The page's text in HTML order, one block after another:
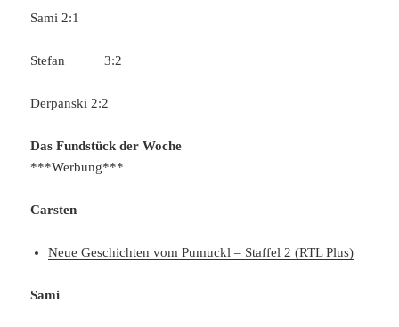
Sami 2:1
Stefan 3:2
Derpanski 2:2
Das Fundstück der Woche
***Werbung***
Carsten
Neue Geschichten vom Pumuckl – Staffel 2 (RTL Plus)
Sami